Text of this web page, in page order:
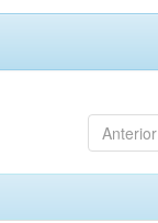
Anterior